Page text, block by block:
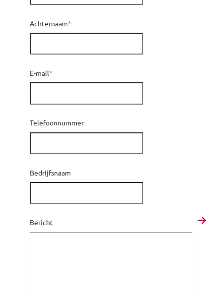
Achternaam*
E-mail*
Telefoonnummer
Bedrijfsnaam
Bericht